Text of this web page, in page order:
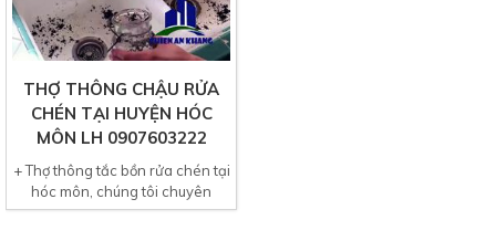
THỢ THÔNG CHẬU RỬA
CHÉN TẠI HUYỆN HÓC
MÔN LH 0907603222
+ Thợ thông tắc bồn rửa chén tại
hóc môn, chúng tôi chuyên
thông bồn rửa ở hóc...